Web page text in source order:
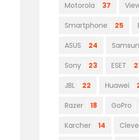
Motorola 37
Smartphone 25
ASUS 24
Sony 23 ESET
JBL 22 Huawei
Razer 18 GoPro
Karcher 14